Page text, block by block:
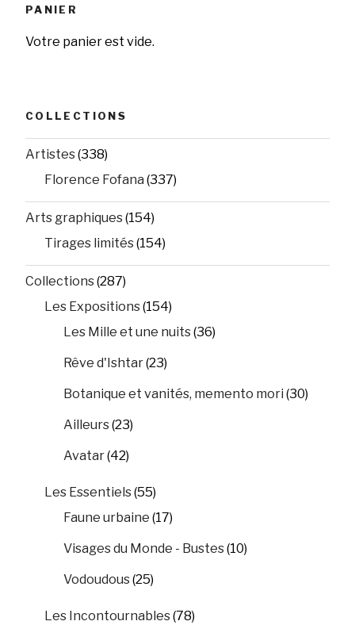
PANIER
Votre panier est vide.
COLLECTIONS
Artistes(338)
Florence Fofana (337)
Arts graphiques(154)
Tirages limités(154)
Collections(287)
Les Expositions(154)
Les Mille et une nuits(36)
Rêve d'Ishtar(23)
Botanique et vanités, memento mori (30)
Ailleurs(23)
Avatar(42)
Les Essentiels(55)
Faune urbaine (17)
Visages du Monde - Bustes(10)
Vodoudous(25)
Les Incontournables(78)